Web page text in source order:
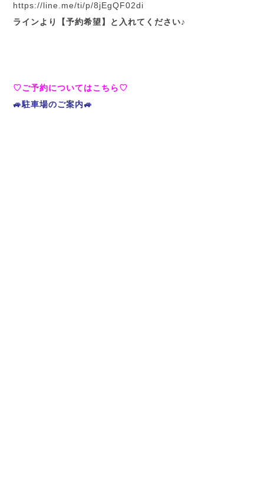
https://line.me/ti/p/8jEgQF02di
ラインより【予約希望】と入れてください♪
♡ご予約についてはこちら♡
🚙駐車場のご案内🚙